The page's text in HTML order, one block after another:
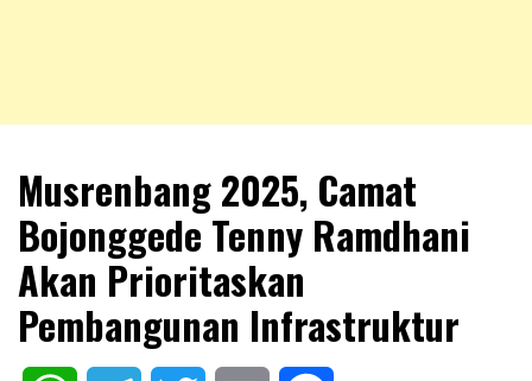
NKRIPOST
Musrenbang 2025, Camat
Bojonggede Tenny Ramdhani
Akan Prioritaskan
Pembangunan Infrastruktur